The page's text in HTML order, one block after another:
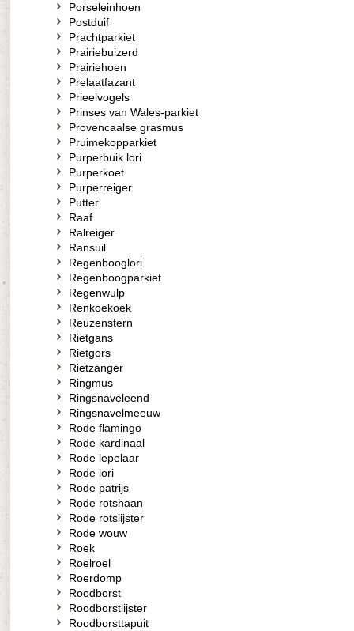
Porseleinhoen
Postduif
Prachtparkiet
Prairiebuizerd
Prairiehoen
Prelaatfazant
Prieelvogels
Prinses van Wales-parkiet
Provencaalse grasmus
Pruimekopparkiet
Purperbuik lori
Purperkoet
Purperreiger
Putter
Raaf
Ralreiger
Ransuil
Regenbooglori
Regenboogparkiet
Regenwulp
Renkoekoek
Reuzenstern
Rietgans
Rietgors
Rietzanger
Ringmus
Ringsnaveleend
Ringsnavelmeeuw
Rode flamingo
Rode kardinaal
Rode lepelaar
Rode lori
Rode patrijs
Rode rotshaan
Rode rotslijster
Rode wouw
Roek
Roelroel
Roerdomp
Roodborst
Roodborstlijster
Roodborsttapuit